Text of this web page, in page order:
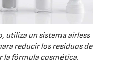
utiliza un sistema airless
reducir los residuos de
la fórmula cosmética.